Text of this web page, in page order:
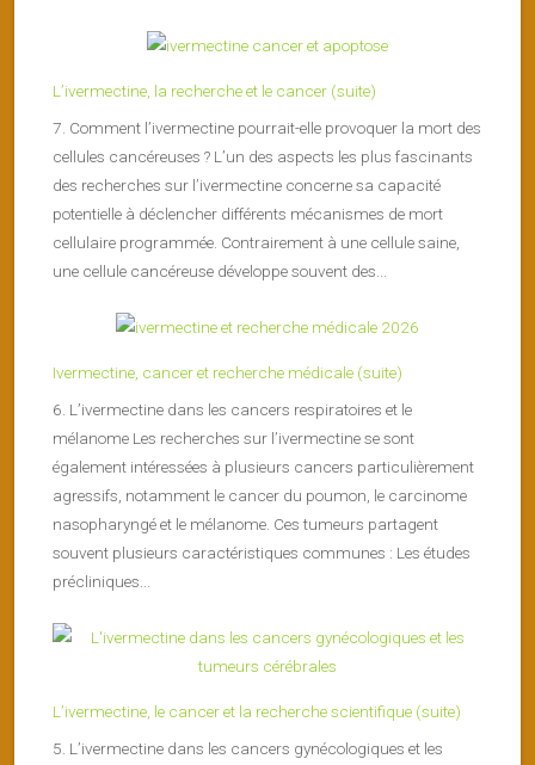
L’ivermectine, la recherche et le cancer (suite)
7. Comment l’ivermectine pourrait-elle provoquer la mort des
cellules cancéreuses ? L’un des aspects les plus fascinants
des recherches sur l’ivermectine concerne sa capacité
potentielle à déclencher différents mécanismes de mort
cellulaire programmée. Contrairement à une cellule saine,
une cellule cancéreuse développe souvent des...
Ivermectine, cancer et recherche médicale (suite)
6. L’ivermectine dans les cancers respiratoires et le
mélanome Les recherches sur l’ivermectine se sont
également intéressées à plusieurs cancers particulièrement
agressifs, notamment le cancer du poumon, le carcinome
nasopharyngé et le mélanome. Ces tumeurs partagent
souvent plusieurs caractéristiques communes : Les études
précliniques...
L’ivermectine, le cancer et la recherche scientifique (suite)
5. L’ivermectine dans les cancers gynécologiques et les